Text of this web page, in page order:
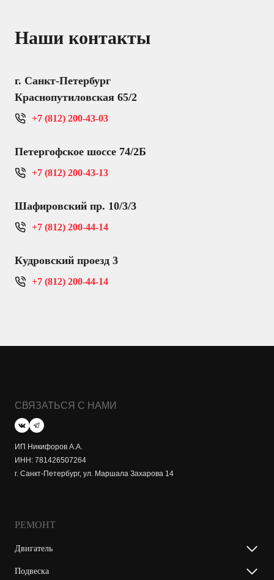
Наши контакты
г. Санкт-Петербург
Краснопутиловская 65/2
+7 (812) 200-43-03
Петергофское шоссе 74/2Б
+7 (812) 200-43-13
Шафировский пр. 10/3/3
+7 (812) 200-44-14
Кудровский проезд 3
+7 (812) 200-44-14
СВЯЗАТЬСЯ С НАМИ
ИП Никифоров А.А.
ИНН: 781426507264
г. Санкт-Петербург, ул. Маршала Захарова 14
РЕМОНТ
Двигатель
Подвеска